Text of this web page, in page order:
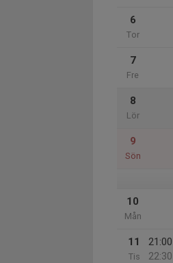
6
Tor
7
Fre
8
Lör
9
Sön
10
Mån
11
Tis
21:00
22:30